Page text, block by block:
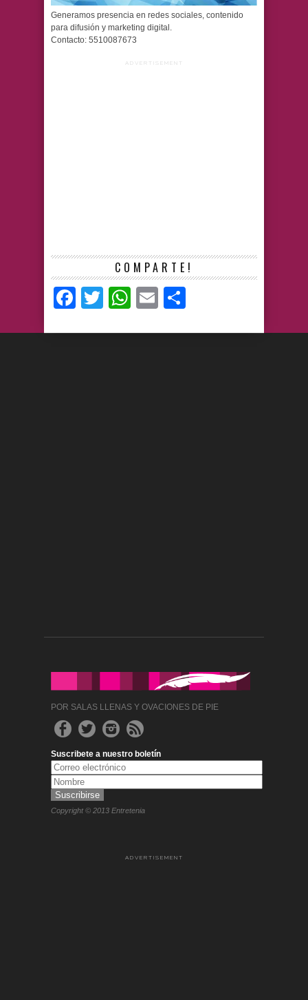
Generamos presencia en redes sociales, contenido
para difusión y marketing digital.
Contacto: 5510087673
ADVERTISEMENT
COMPARTE!
Facebook
TwitterWhatsApp
Email
POR SALAS LLENAS Y OVACIONES DE PIE
Suscribete a nuestro boletín
Copyright © 2013 Entretenia
ADVERTISEMENT